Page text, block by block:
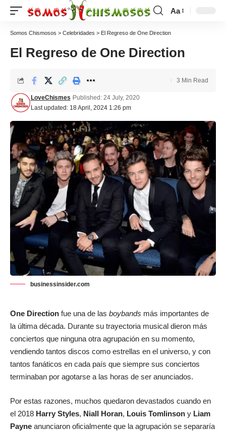
Aa
Somos Chismosos > Celebridades > El Regreso de One Direction
El Regreso de One Direction
Last updated: 18 April, 2024 1:26 pm
LoveChismes Published: 24 July, 2020
3 Min Read
businessinsider.com
One Direction fue una de las boybands más importantes de
la última década. Durante su trayectoria musical dieron más
conciertos que ninguna otra agrupación en su momento,
vendiendo tantos discos como estrellas en el universo, y con
tantos fanáticos en cada país que siempre sus conciertos
terminaban por agotarse a las horas de ser anunciados.
Por estas razones, muchos quedaron devastados cuando en
el 2018 Harry Styles, Niall Horan, Louis Tomlinson y Liam
Payne anunciaron oficialmente que la agrupación se separaría